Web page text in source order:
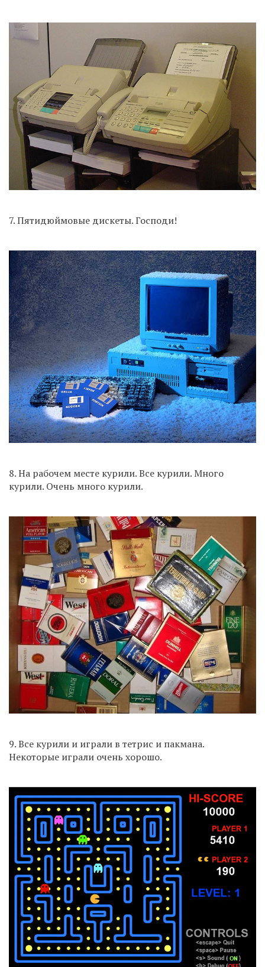
7. Пятидюймовые дискеты. Господи!
8. На рабочем месте курили. Все курили. Много
курили. Очень много курили.
9. Все курили и играли в тетрис и пакмана.
Некоторые играли очень хорошо.